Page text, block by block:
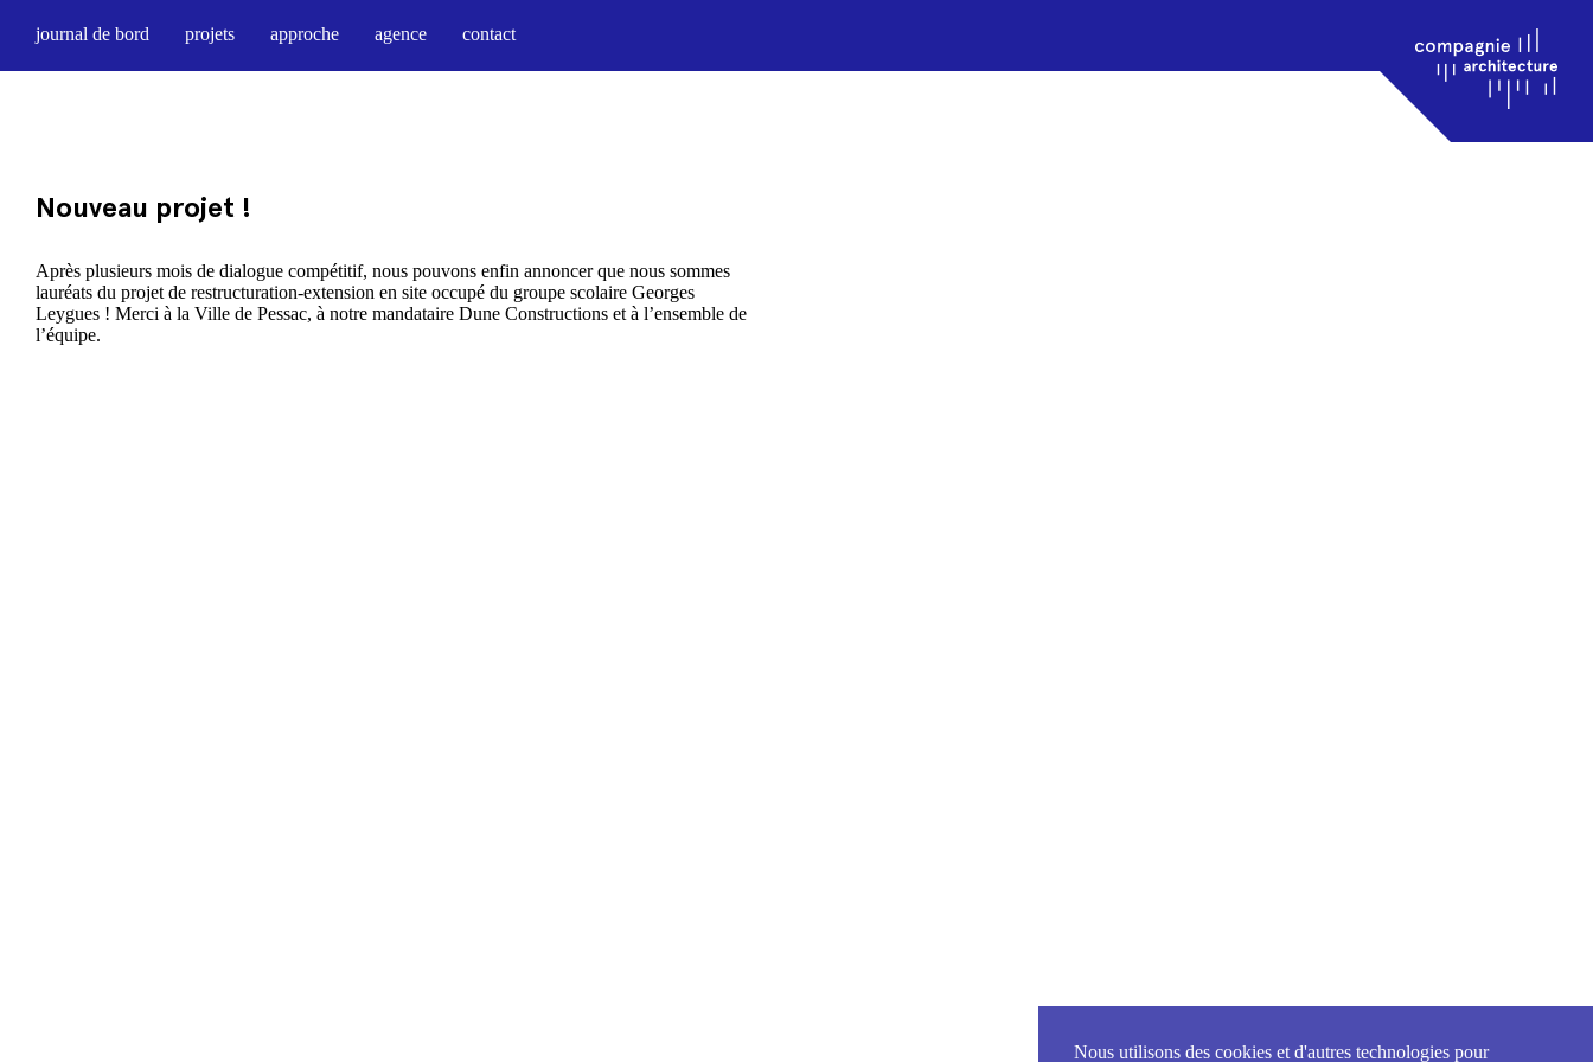
Nous utilisons des cookies et d'autres technologies pour
journal de bord projets approche agence contact
Nouveau projet !
Après plusieurs mois de dialogue compétitif, nous pouvons enfin annoncer que nous sommes
lauréats du projet de restructuration-extension en site occupé du groupe scolaire Georges
Leygues ! Merci à la Ville de Pessac, à notre mandataire Dune Constructions et à l’ensemble de
l’équipe.